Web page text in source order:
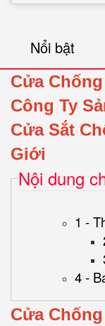
Nổi bật
Cửa Chống
Công Ty
Cửa Sắt
Giới
Nội dung
1 -
4 -
Cửa